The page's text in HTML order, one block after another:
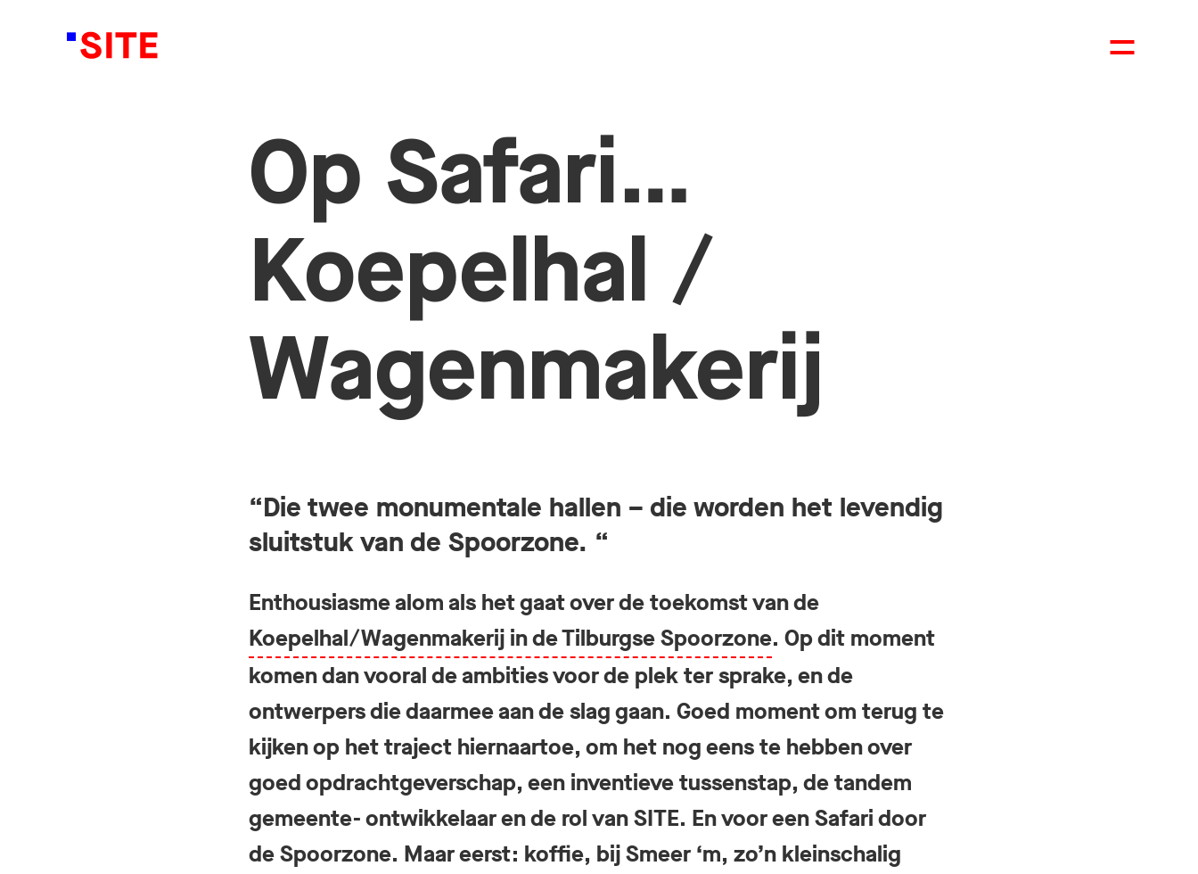
Op Safari…
Koepelhal /
Wagenmakerij
“Die twee monumentale hallen – die worden het levendig
sluitstuk van de Spoorzone. “
Enthousiasme alom als het gaat over de toekomst van de
Koepelhal/Wagenmakerij in de Tilburgse Spoorzone. Op dit moment
komen dan vooral de ambities voor de plek ter sprake, en de
ontwerpers die daarmee aan de slag gaan. Goed moment om terug te
kijken op het traject hiernaartoe, om het nog eens te hebben over
goed opdrachtgeverschap, een inventieve tussenstap, de tandem
gemeente- ontwikkelaar en de rol van SITE. En voor een Safari door
de Spoorzone. Maar eerst: koffie, bij Smeer ‘m, zo’n kleinschalig